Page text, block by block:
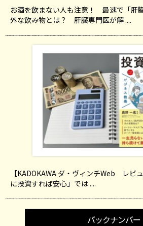
お酒を飲まない人も注意！ 最速で「肝
外な飲み物とは？ 肝臓専門医が解 ....
【KADOKAWA ダ・ヴィンチWeb レビ
に投資すれば安心」では ....
バックナンバー